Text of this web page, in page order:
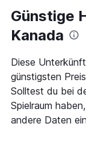
Zimmerpreis
anzeigt.
näher
das
rückt.
Diagramm
hat
1
X-
Achse,
die
Günstige
Kanada
Diese
günstigsten
Solltest du bei
Spielraum
andere Daten